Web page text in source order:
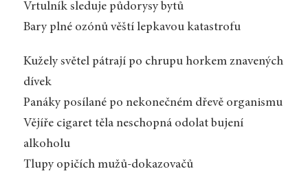
Vrtulník sleduje půdorysy bytů
Bary plné ozónů věští lepkavou katastrofu
Kužely světel pátrají po chrupu horkem znavených
dívek
Panáky posílané po nekonečném dřevě organismu
Vějíře cigaret těla neschopná odolat bujení
alkoholu
Tlupy opičích mužů-dokazovačů